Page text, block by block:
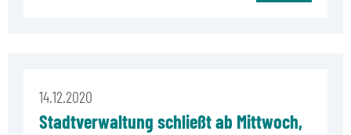
14.12.2020
Stadtverwaltung schließt ab Mittwoch,